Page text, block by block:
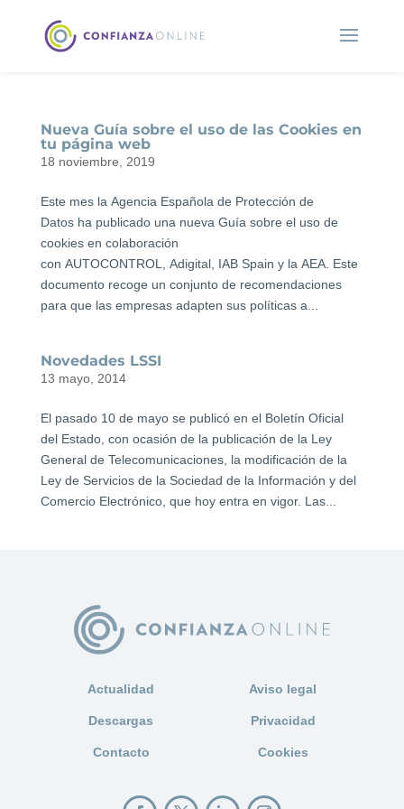
Nueva Guía sobre el uso de las Cookies en
tu página web
18 noviembre, 2019
Este mes la Agencia Española de Protección de
Datos ha publicado una nueva Guía sobre el uso de
cookies en colaboración
con AUTOCONTROL, Adigital, IAB Spain y la AEA. Este
documento recoge un conjunto de recomendaciones
para que las empresas adapten sus políticas a...
Novedades LSSI
13 mayo, 2014
El pasado 10 de mayo se publicó en el Boletín Oficial
del Estado, con ocasión de la publicación de la Ley
General de Telecomunicaciones, la modificación de la
Ley de Servicios de la Sociedad de la Información y del
Comercio Electrónico, que hoy entra en vigor. Las...
Actualidad
Descargas
Contacto
Aviso legal
Privacidad
Cookies